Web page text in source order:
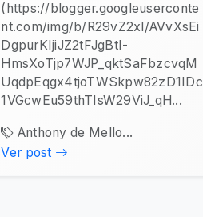
(https://blogger.googleuserconte
nt.com/img/b/R29vZ2xl/AVvXsEi
DgpurKIjiJZ2tFJgBtI-
HmsXoTjp7WJP_qktSaFbzcvqM
UqdpEqgx4tjoTWSkpw82zD1IDc
1VGcwEu59thTIsW29ViJ_qH...
Anthony de Mello...
Ver post